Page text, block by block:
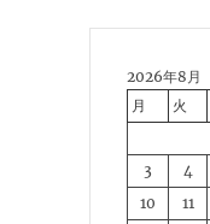
2026年8月
月
火
3
4
10
11